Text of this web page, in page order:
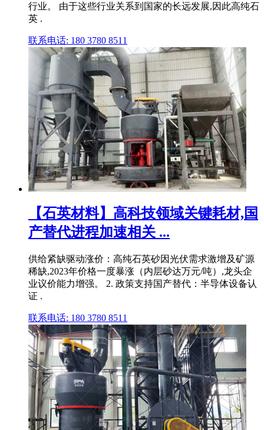
行业。 由于这些行业关系到国家的长远发展,因此高纯石
英 .
联系电话: 180 3780 8511
【石英材料】高科技领域关键耗材,国
产替代进程加速相关 ...
供给紧缺驱动涨价：高纯石英砂因光伏需求激增及矿源
稀缺,2023年价格一度暴涨（内层砂达万元/吨）,龙头企
业议价能力增强。 2. 政策支持国产替代：半导体设备认
证 .
联系电话: 180 3780 8511